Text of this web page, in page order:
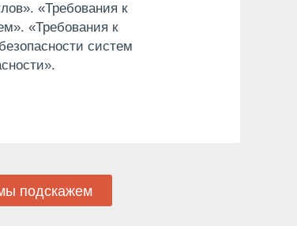
«Требования к
«Требования к
систем